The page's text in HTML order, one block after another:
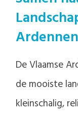
Ardennen
De Vlaamse
de mooiste
kleinschalig,